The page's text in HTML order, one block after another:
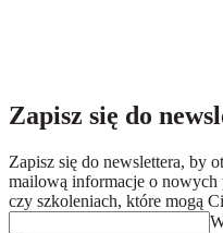
Zapisz się do
Zapisz się do newslettera, by
mailową informacje o nowych
czy szkoleniach, które mogą